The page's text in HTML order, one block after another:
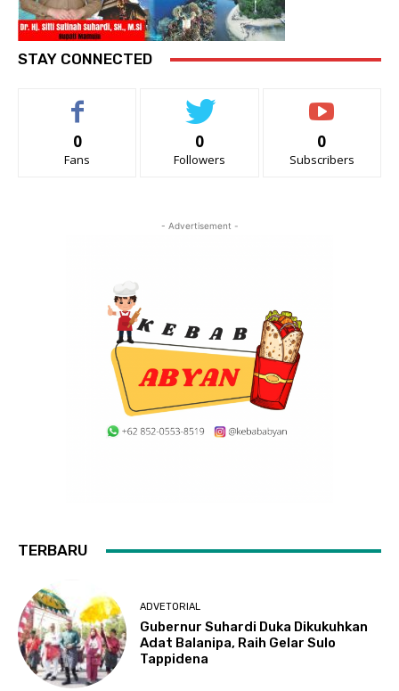
STAY CONNECTED
0
Fans
0
Followers
0
Subscribers
- Advertisement -
TERBARU
ADVETORIAL
Gubernur Suhardi Duka Dikukuhkan
Adat Balanipa, Raih Gelar Sulo
Tappidena